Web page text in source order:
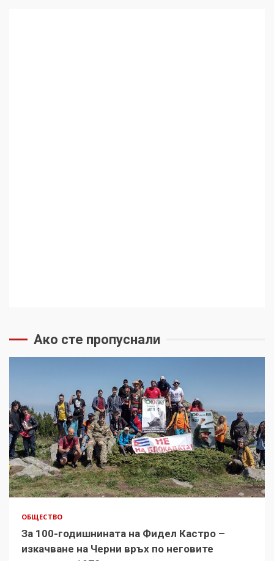
Ако сте пропуснали
ОБЩЕСТВО
За 100-годишнината на Фидел Кастро –
изкачване на Черни връх по неговите